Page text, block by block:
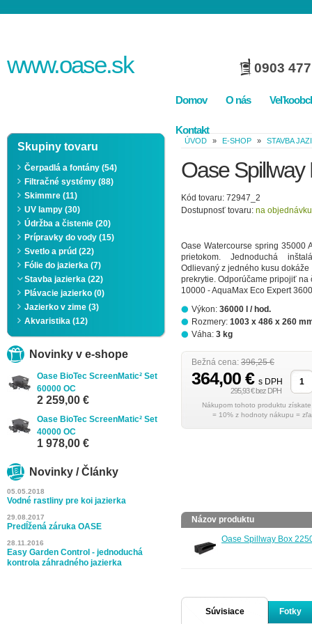
www.oase.sk 0903
Domov O nás
Kontakt
Skupiny tovaru
Čerpadlá a fontány (54)
Filtračné systémy (88)
Skimmre (11)
UV lampy (30)
Údržba a čistenie (20)
Prípravky do vody (15)
Svetlo a prúd (22)
Fólie do jazierka (7)
Stavba jazierka (22)
Plávacie jazierko (0)
Jazierko v zime (3)
Akvaristika (12)
Novinky v e-shope
Oase BioTec ScreenMatic² Set
60000 OC
2 259,00 €
Oase BioTec ScreenMatic² Set
40000 OC
1 978,00 €
Novinky / Články
05.05.2018
Vodné rastliny pre koi jazierka
29.08.2017
Predĺžená záruka OASE
28.11.2016
Easy Garden Control - jednoduchá
kontrola záhradného jazierka
ÚVOD » E-SHOP » STAVBA
Oase
Kód tovaru: 72947_2
Dostupnosť tovaru: na objednávku
Oase Watercourse spring 35000
prietokom. Jednoduchá
Odlievaný z jedného kusu
prekrytie. Odporúčame pripojiť na
10000 - AquaMax Eco Expert
Výkon: 36000 l / hod.
Rozmery: 1003 x 486 x 260
Váha: 3 kg
Bežná cena: 396,25 €
364,00 € s DPH
295,93 € bez DPH
= 10% z hodnoty nákupu =
Názov produktu
Oase Spillway Box
Súvisiace Fotky